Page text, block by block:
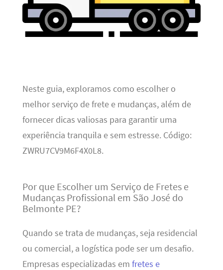
Neste guia, exploramos como escolher o
melhor serviço de frete e mudanças, além de
fornecer dicas valiosas para garantir uma
experiência tranquila e sem estresse. Código:
ZWRU7CV9M6F4X0L8.
Por que Escolher um Serviço de Fretes e
Mudanças Profissional em São José do
Belmonte PE?
Quando se trata de mudanças, seja residencial
ou comercial, a logística pode ser um desafio.
Empresas especializadas em fretes e